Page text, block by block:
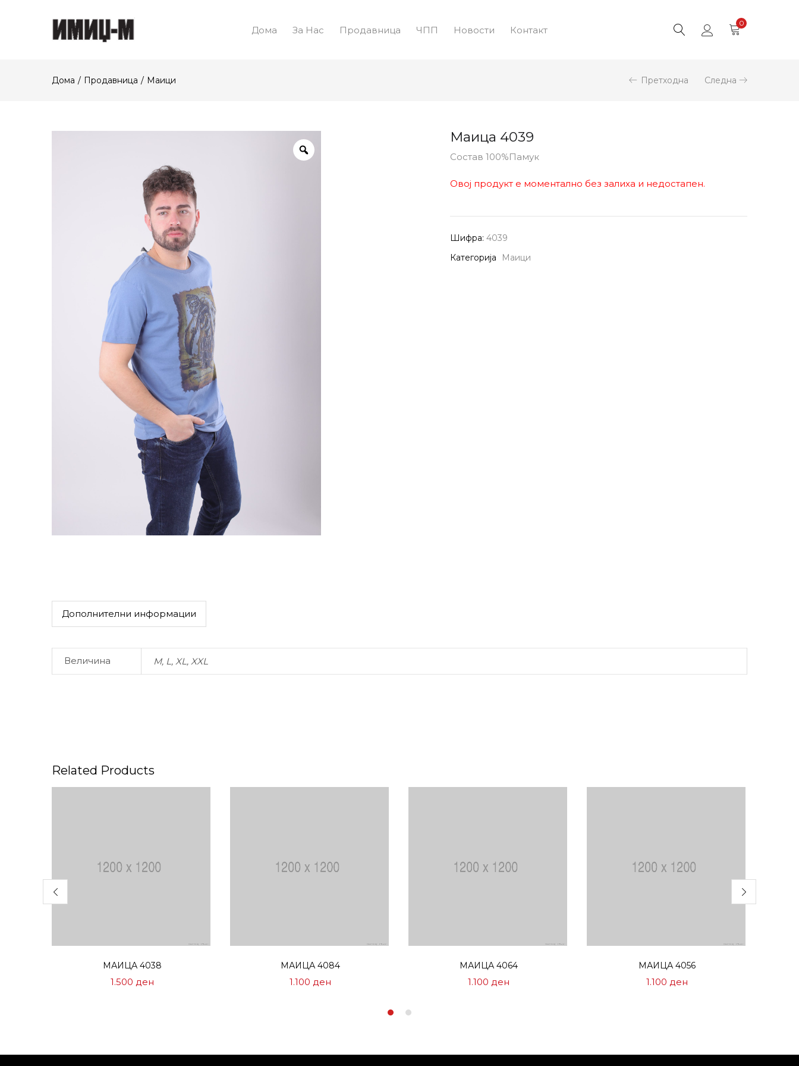
Дома За Нас Продавница ЧПП Новости Контакт
0
Дома Продавница Маици Претходна Следна
Маица 4039
Состав 100%Памук
Овој продукт е моментално без залиха и недостапен.
Шифра: 4039
Категорија
Маици
Дополнителни информации
Величина M, L, XL, XXL
Related Products
МАИЦА 4038
1.500 ден
МАИЦА 4084
1.100 ден
МАИЦА 4064
1.100 ден
МАИЦА 4056
1.100 ден